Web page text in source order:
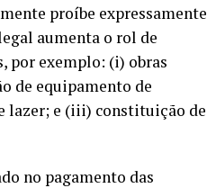
proíbe expressamente
aumenta o rol de
por exemplo: (i) obras
de equipamento de
lazer; e (iii) constituição de
no pagamento das